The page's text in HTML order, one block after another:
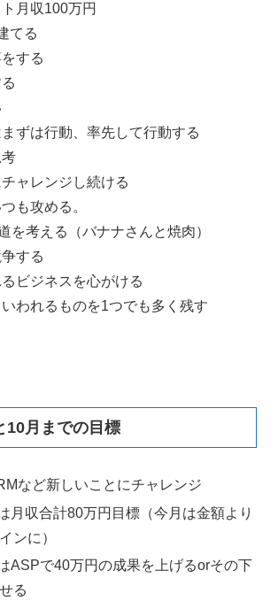
月収100万円
てる
する
まずは行動、率先して行動する
考
ャレンジし続ける
も攻める。
を考える（バナナさんと焼肉）
する
るビジネスを心がける
いわれるものを1つでも多く残す
10月までの目標
など新しいことにチャレンジ
月収合計80万円目標（今月は金額より
ンに）
ASPで40万円の成果を上げるorその下
る